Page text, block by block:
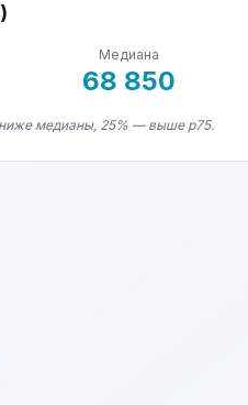
Медиана
68 850
медианы, 25% — выше p75.